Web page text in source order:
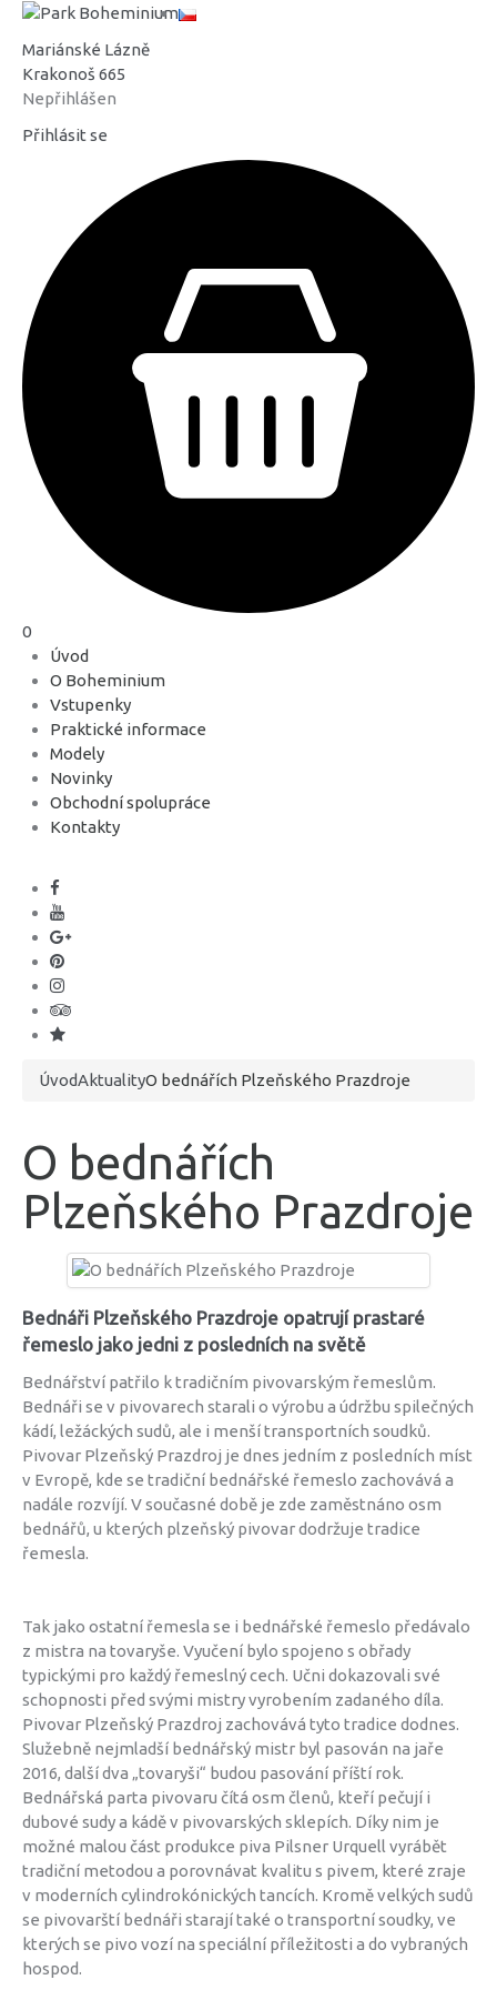
Mariánské Lázně
Krakonoš 665
Nepřihlášen
Přihlásit se
0
Úvod
O Boheminium
Vstupenky
Praktické informace
Modely
Novinky
Obchodní spolupráce
Kontakty
ÚvodAktualityO bednářích Plzeňského Prazdroje
O bednářích
Plzeňského Prazdroje
Bednáři Plzeňského Prazdroje opatrují prastaré
řemeslo jako jedni z posledních na světě
Bednářství patřilo k tradičním pivovarským řemeslům.
Bednáři se v pivovarech starali o výrobu a údržbu spilečných
kádí, ležáckých sudů, ale i menší transportních soudků.
Pivovar Plzeňský Prazdroj je dnes jedním z posledních míst
v Evropě, kde se tradiční bednářské řemeslo zachovává a
nadále rozvíjí. V současné době je zde zaměstnáno osm
bednářů, u kterých plzeňský pivovar dodržuje tradice
řemesla.
Tak jako ostatní řemesla se i bednářské řemeslo předávalo
z mistra na tovaryše. Vyučení bylo spojeno s obřady
typickými pro každý řemeslný cech. Učni dokazovali své
schopnosti před svými mistry vyrobením zadaného díla.
Pivovar Plzeňský Prazdroj zachovává tyto tradice dodnes.
Služebně nejmladší bednářský mistr byl pasován na jaře
2016, další dva „tovaryši“ budou pasování příští rok.
Bednářská parta pivovaru čítá osm členů, kteří pečují i
dubové sudy a kádě v pivovarských sklepích. Díky nim je
možné malou část produkce piva Pilsner Urquell vyrábět
tradiční metodou a porovnávat kvalitu s pivem, které zraje
v moderních cylindrokónických tancích. Kromě velkých sudů
se pivovarští bednáři starají také o transportní soudky, ve
kterých se pivo vozí na speciální příležitosti a do vybraných
hospod.